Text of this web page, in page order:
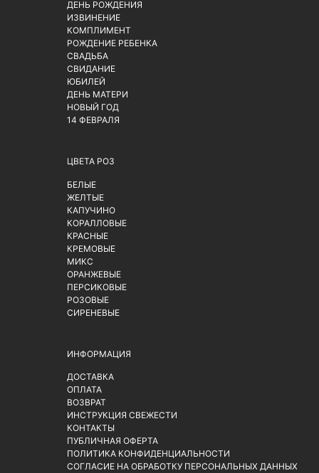
ДЕНЬ РОЖДЕНИЯ
ИЗВИНЕНИЕ
КОМПЛИМЕНТ
РОЖДЕНИЕ РЕБЕНКА
СВАДЬБА
СВИДАНИЕ
ЮБИЛЕЙ
ДЕНЬ МАТЕРИ
НОВЫЙ ГОД
14 ФЕВРАЛЯ
ЦВЕТА РОЗ
БЕЛЫЕ
ЖЕЛТЫЕ
КАПУЧИНО
КОРАЛЛОВЫЕ
КРАСНЫЕ
КРЕМОВЫЕ
МИКС
ОРАНЖЕВЫЕ
ПЕРСИКОВЫЕ
РОЗОВЫЕ
СИРЕНЕВЫЕ
ИНФОРМАЦИЯ
ДОСТАВКА
ОПЛАТА
ВОЗВРАТ
ИНСТРУКЦИЯ СВЕЖЕСТИ
КОНТАКТЫ
ПУБЛИЧНАЯ ОФЕРТА
ПОЛИТИКА КОНФИДЕНЦИАЛЬНОСТИ
СОГЛАСИЕ НА ОБРАБОТКУ ПЕРСОНАЛЬНЫХ ДАННЫХ